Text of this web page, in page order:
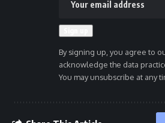
By signing up, you agree to
acknowledge the data
You may unsubscribe at any